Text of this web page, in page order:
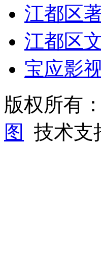
江都区
江都区
宝应影
版权所有：
图
技术支